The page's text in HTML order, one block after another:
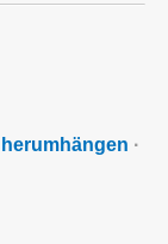
herumhängen ·